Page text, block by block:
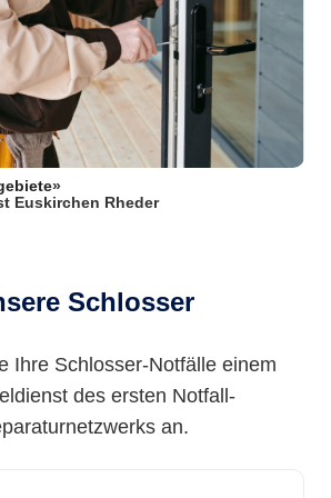
»
Euskirchen Rheder
Schlosser
Ihre Schlosser-Notfälle einem
des ersten Notfall-
an.